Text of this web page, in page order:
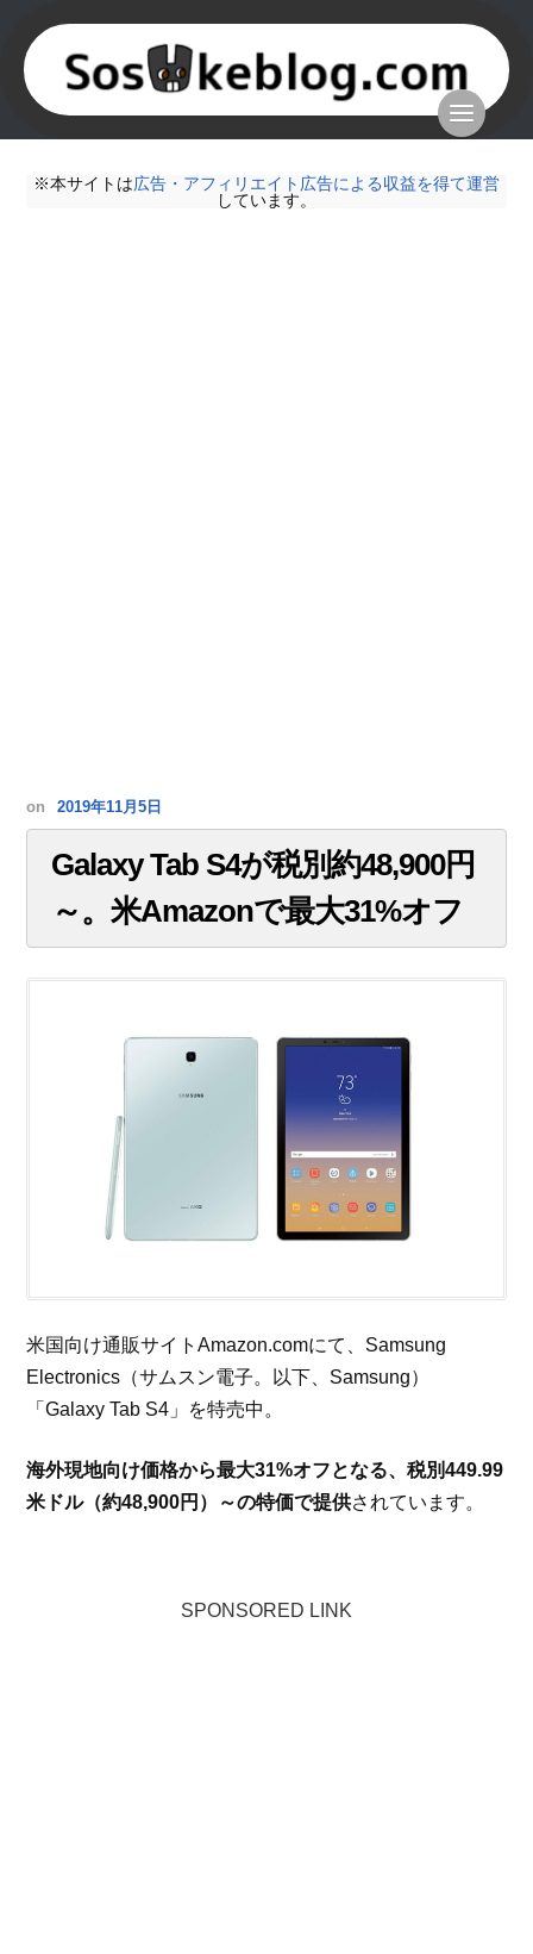
※本サイトは広告・アフィリエイト広告による収益を得て運営
しています。
on 2019年11月5日
Galaxy Tab S4が税別約48,900円
～。米Amazonで最大31%オフ
米国向け通販サイトAmazon.comにて、Samsung
Electronics（サムスン電子。以下、Samsung）
「Galaxy Tab S4」を特売中。
海外現地向け価格から最大31%オフとなる、税別449.99
米ドル（約48,900円）～の特価で提供されています。
SPONSORED LINK